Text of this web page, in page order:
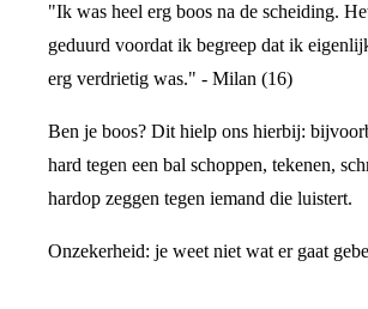
"Ik was heel erg boos na de scheiding.
geduurd voordat ik begreep dat ik
erg verdrietig was." - Milan (16)
Ben je boos? Dit hielp ons hierbij:
hard tegen een bal schoppen, tekenen,
hardop zeggen tegen iemand die luistert.
Onzekerheid: je weet niet wat er gaat